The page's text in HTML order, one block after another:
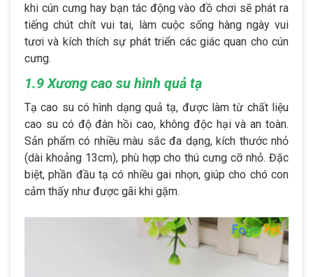
khi cún cưng hay bạn tác động vào đồ chơi sẽ phát ra
tiếng chút chít vui tai, làm cuộc sống hàng ngày vui
tươi và kích thích sự phát triển các giác quan cho cún
cưng.
1.9 Xương cao su hình quả tạ
Tạ cao su có hình dạng quả tạ, được làm từ chất liệu
cao su có độ đàn hồi cao, không độc hại và an toàn.
Sản phẩm có nhiều màu sắc đa dạng, kích thước nhỏ
(dài khoảng 13cm), phù hợp cho thú cưng cỡ nhỏ. Đặc
biệt, phần đầu tạ có nhiều gai nhọn, giúp cho chó con
cảm thấy như được gãi khi gặm.